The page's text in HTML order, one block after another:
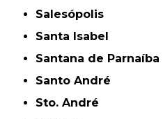
Salesópolis
Santa Isabel
Santana de Parnaíba
Santo André
Sto. André